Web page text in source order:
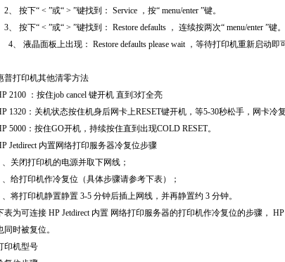
2、 按下“ < ”或“ > ”键找到： Service ，按“ menu/enter ”键。
3、 按下“ < ”或“ > ”键找到： Restore defaults ， 连续按两次“ menu/enter ”键。
4、 液晶面板上出现： Restore defaults please wait ，等待打印机重新启动即
普打印机其他清零方法
2100 ：按住job cancel 键开机 直到 3灯全亮
1320 ：关机状态按住机身后网卡上RESET键开机，等5-30秒松手，网卡冷复
5000 ：按住GO开机，持续按住直到出现COLD RESET。
Jetdirect 内置网络打印服务器冷复位步骤
、关闭打印机的电源并取下网线；
、给打印机作冷复位（具体步骤请参考下表）；
、将打印机静置静置 3-5 分钟后插上网线，并再静置约 3 分钟。
表为可连接 HP Jetdirect 内置 网络打印服务器的打印机作冷复位的步骤，
同时被复位。
印机型号